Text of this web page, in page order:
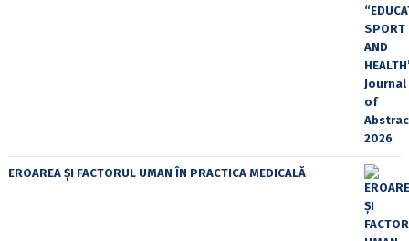
EROAREA ȘI FACTORUL UMAN ÎN PRACTICA MEDICALĂ